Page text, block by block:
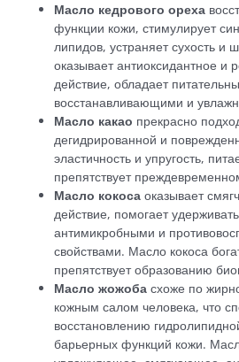
Масло кедрового ореха
функции кожи, стимулирует
липидов, устраняет сухость и
оказывает антиоксидантное и
действие, обладает
восстанавливающими и
Масло какао прекрасно
дегидрированной и
эластичность и упругость,
препятствует
Масло кокоса оказывает
действие, помогает
антимикробными и
свойствами. Масло кокоса
препятствует образованию
Масло жожоба схоже по
кожным салом человека, что
восстановлению
барьерных функций кожи.